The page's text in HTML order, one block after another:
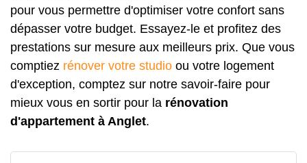
pour vous permettre d'optimiser votre confort sans
dépasser votre budget. Essayez-le et profitez des
prestations sur mesure aux meilleurs prix. Que vous
comptiez rénover votre studio ou votre logement
d'exception, comptez sur notre savoir-faire pour
mieux vous en sortir pour la rénovation
d'appartement à Anglet.